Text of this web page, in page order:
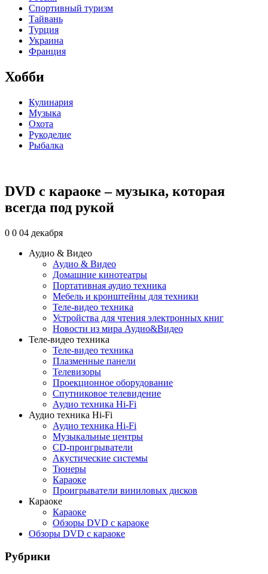
Спортивный туризм
Тайвань
Турция
Украина
Франция
Хобби
Кулинария
Музыка
Охота
Рукоделие
Рыбалка
DVD с караоке – музыка, которая
всегда под рукой
0 0 04 декабря
Аудио & Видео
Аудио & Видео
Домашние кинотеатры
Портативная аудио техника
Мебель и кронштейны для техники
Теле-видео техника
Устройства для чтения электронных книг
Новости из мира Аудио&Видео
Теле-видео техника
Теле-видео техника
Плазменные панели
Телевизоры
Проекционное оборудование
Спутниковое телевидение
Аудио техника Hi-Fi
Аудио техника Hi-Fi
Аудио техника Hi-Fi
Музыкальные центры
CD-проигрыватели
Акустические системы
Тюнеры
Караоке
Проигрыватели виниловых дисков
Караоке
Караоке
Обзоры DVD с караоке
Обзоры DVD с караоке
Рубрики